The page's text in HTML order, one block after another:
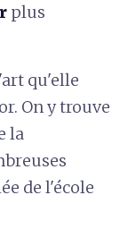
plus
qu'elle
On y trouve
la
de l'école